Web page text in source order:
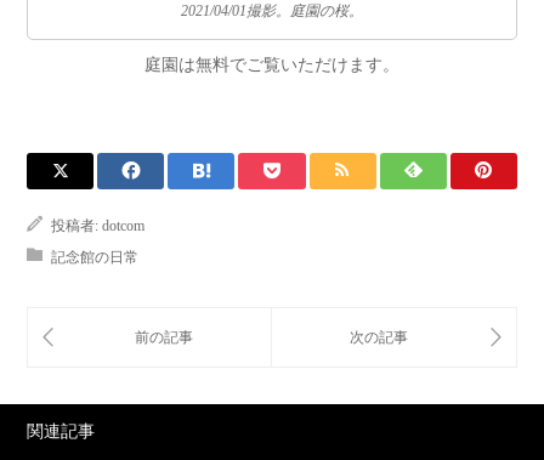
2021/04/01撮影。庭園の桜。
庭園は無料でご覧いただけます。
投稿者: dotcom
記念館の日常
関連記事